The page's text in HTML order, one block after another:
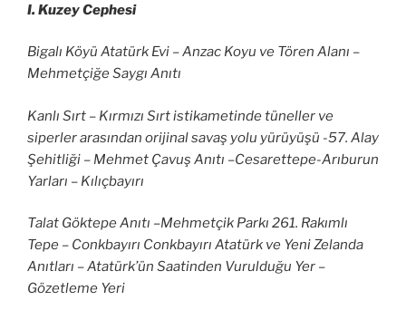
I. Kuzey Cephesi
Bigalı Köyü Atatürk Evi – Anzac Koyu ve Tören Alanı –
Mehmetçiğe Saygı Anıtı
Kanlı Sırt – Kırmızı Sırt istikametinde tüneller ve
siperler arasından orijinal savaş yolu yürüyüşü -57. Alay
Şehitliği – Mehmet Çavuş Anıtı –Cesarettepe-Arıburun
Yarları – Kılıçbayırı
Talat Göktepe Anıtı –Mehmetçik Parkı 261. Rakımlı
Tepe – Conkbayırı Conkbayırı Atatürk ve Yeni Zelanda
Anıtları – Atatürk’ün Saatinden Vurulduğu Yer –
Gözetleme Yeri